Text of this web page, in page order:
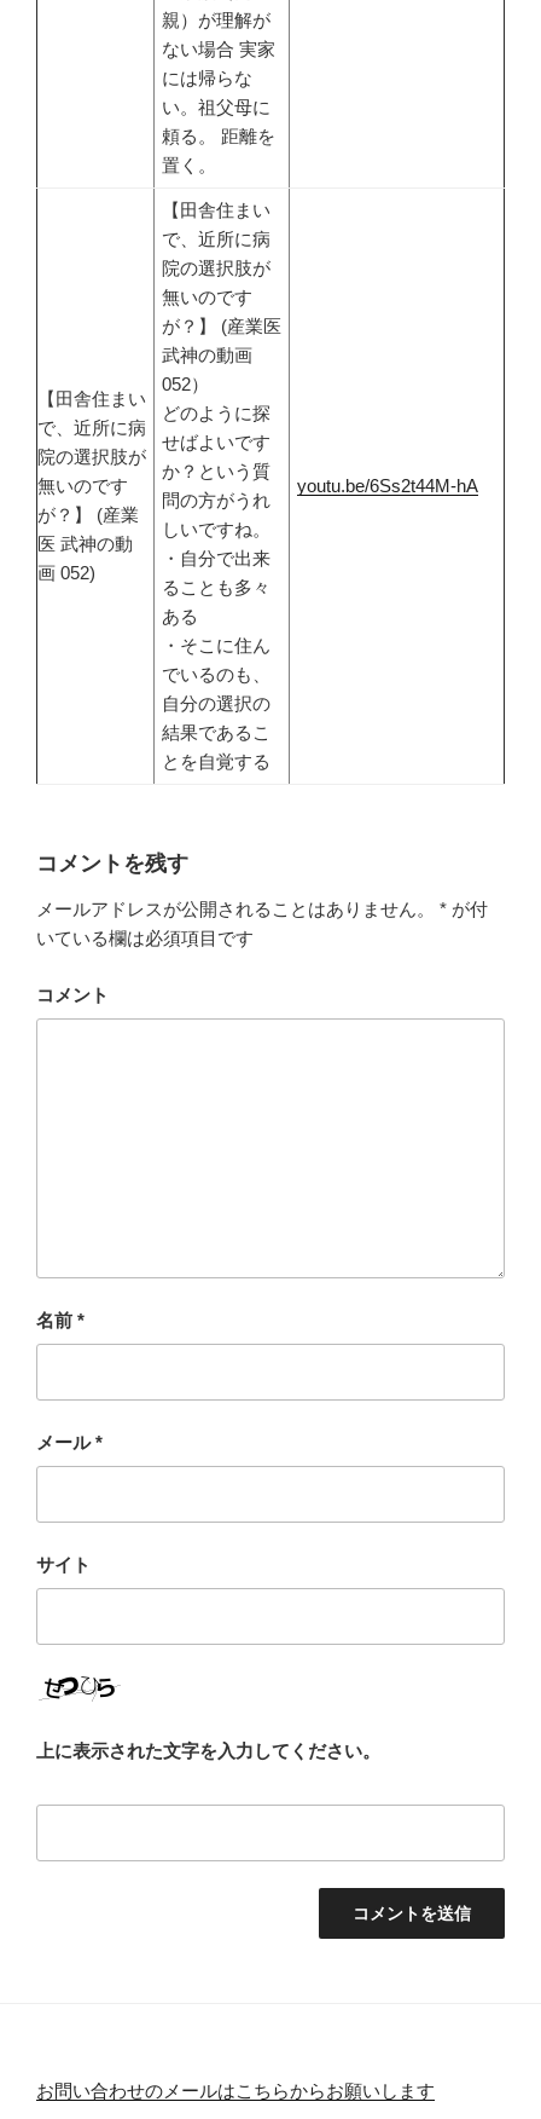
親）が理解が
ない場合 実家
には帰らな
い。祖父母に
頼る。 距離を
置く。
【田舎住まい
で、近所に病
院の選択肢が
無いのです
が？】 (産業
医 武神の動
画 052)
【田舎住まい
で、近所に病
院の選択肢が
無いのです
が？】 (産業医
武神の動画
052）
どのように探
せばよいです
か？という質
問の方がうれ
しいですね。
・自分で出来
ることも多々
ある
・そこに住ん
でいるのも、
自分の選択の
結果であるこ
とを自覚する
youtu.be/6Ss2t44M-hA
コメントを残す
メールアドレスが公開されることはありません。 * が付
いている欄は必須項目です
コメント
名前 *
メール*
サイト
上に表示された文字を入力してください。
お問い合わせのメールはこちらからお願いします